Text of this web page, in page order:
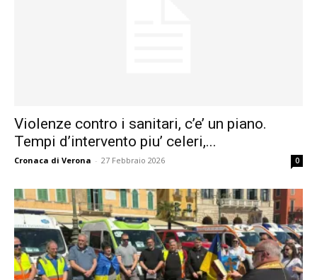
Violenze contro i sanitari, c’e’ un piano.
Tempi d’intervento piu’ celeri,...
Cronaca di Verona - 27 Febbraio 2026 0